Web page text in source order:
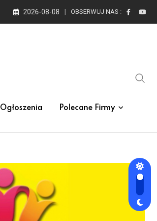
2026-08-08 OBSERWUJ NAS :
Ogłoszenia Polecane Firmy